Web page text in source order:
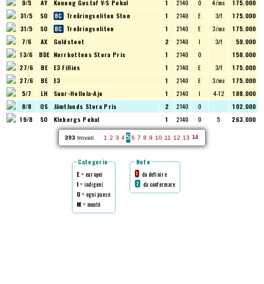
9/5
AY Konung Gustaf V:S Pokal 1 2140 O 4/mc
175.000
31/5
SO Treåringseliten Ston 1 2140 E 3/f
175.000
31/5
SO Treåringseliten 1 2140 E 3/mc
175.000
7/6
AX Guldstoet 2 2140 I 3/f
59.000
13/6
BDE Norrbottens Stora Pris 1 2140 O
158.000
27/6
BE E3 Fillies 1 2140 E 3/f
175.000
27/6
BE E3 1 2140 E 3/mc
175.000
5/7
LH Suur-Hollola-Ajo 1 2140 I 4-12
188.000
8/8
OS Jämtlands Stora Pris 2 2140 O
102.000
19/8
SO Klebergs Pokal 1 2140 O 5 263.000
393 trovati 1 2 3 456 7 8 9 10 11 12 13 14
Categorie
E = europei
I = indigeni
O = ogni paese
M = montè
Note
1 da definire
2 da confermare